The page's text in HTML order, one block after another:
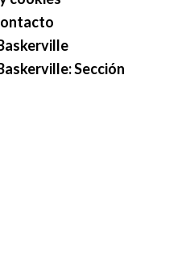
Sección